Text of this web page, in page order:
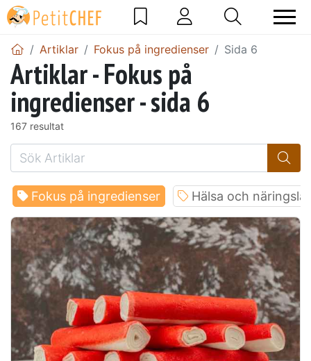
Artiklar Fokus på ingredienser Sida 6
Artiklar - Fokus på
ingredienser - sida 6
167 resultat
Fokus på ingredienser Hälsa och